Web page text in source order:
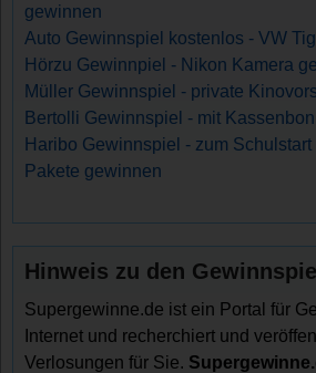
gewinnen
Auto Gewinnspiel kostenlos - VW
Hörzu Gewinnpiel - Nikon Kamera
Müller Gewinnspiel - private
Bertolli Gewinnspiel - mit
Haribo Gewinnspiel - zum
Pakete gewinnen
Hinweis zu den
Supergewinne.de ist ein Portal für
Internet und recherchiert und
Verlosungen für Sie.